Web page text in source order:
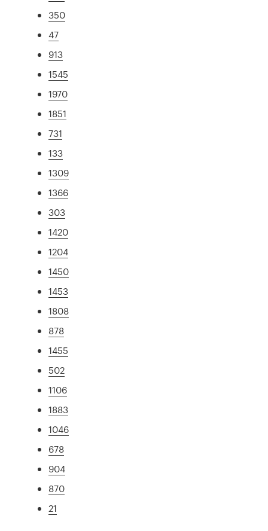
350
47
913
1545
1970
1851
731
133
1309
1366
303
1420
1204
1450
1453
1808
878
1455
502
1106
1883
1046
678
904
870
21